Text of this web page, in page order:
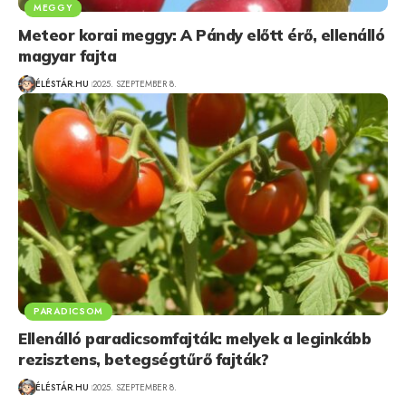
MEGGY
Meteor korai meggy: A Pándy előtt érő, ellenálló
magyar fajta
ÉLÉSTÁR.HU 2025. SZEPTEMBER 8.
PARADICSOM
Ellenálló paradicsomfajták: melyek a leginkább
rezisztens, betegségtűrő fajták?
ÉLÉSTÁR.HU 2025. SZEPTEMBER 8.